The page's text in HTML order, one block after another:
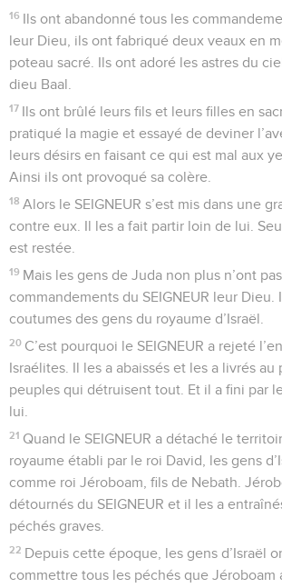
16 Ils ont abandonné tous les
leur Dieu, ils ont fabriqué deux veaux en
poteau sacré. Ils ont adoré les astres du
dieu Baal.
17 Ils ont brûlé leurs fils et leurs filles en
pratiqué la magie et essayé de deviner
leurs désirs en faisant ce qui est mal aux
Ainsi ils ont provoqué sa colère.
18 Alors le SEIGNEUR s’est mis dans une
contre eux. Il les a fait partir loin de lui.
est restée.
19 Mais les gens de Juda non plus n’ont
commandements du SEIGNEUR leur Dieu.
coutumes des gens du royaume d’Israël.
20 C’est pourquoi le SEIGNEUR a rejeté
Israélites. Il les a abaissés et les a livrés au
peuples qui détruisent tout. Et il a fini par
lui.
21 Quand le SEIGNEUR a détaché le
royaume établi par le roi David, les gens
comme roi Jéroboam, fils de Nebath.
détournés du SEIGNEUR et il les a
péchés graves.
22 Depuis cette époque, les gens d’Israël
commettre tous les péchés que Jéroboam